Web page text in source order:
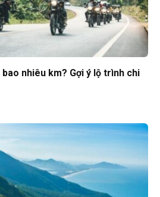
bao nhiêu km? Gợi ý lộ trình chi